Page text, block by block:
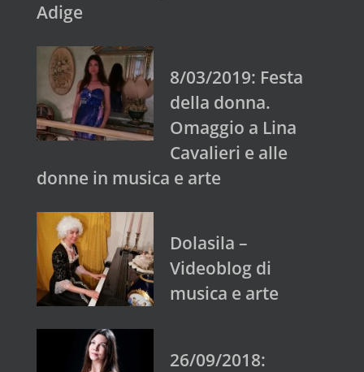
Adige
8/03/2019: Festa
della donna.
Omaggio a Lina
Cavalieri e alle
donne in musica e arte
Dolasila –
Videoblog di
musica e arte
26/09/2018: